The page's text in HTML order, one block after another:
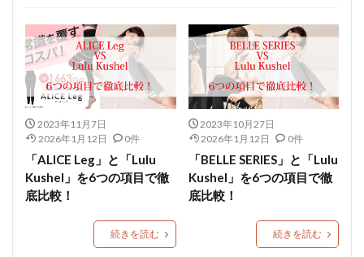
メニュー1
2023年11月7日
2026年1月12日
0件
「ALICE Leg」と「Lulu
Kushel」を6つの項目で徹
底比較！
続きを読む
2023年10月27日
2026年1月12日
0件
「BELLE SERIES」と「Lulu
Kushel」を6つの項目で徹
底比較！
続きを読む